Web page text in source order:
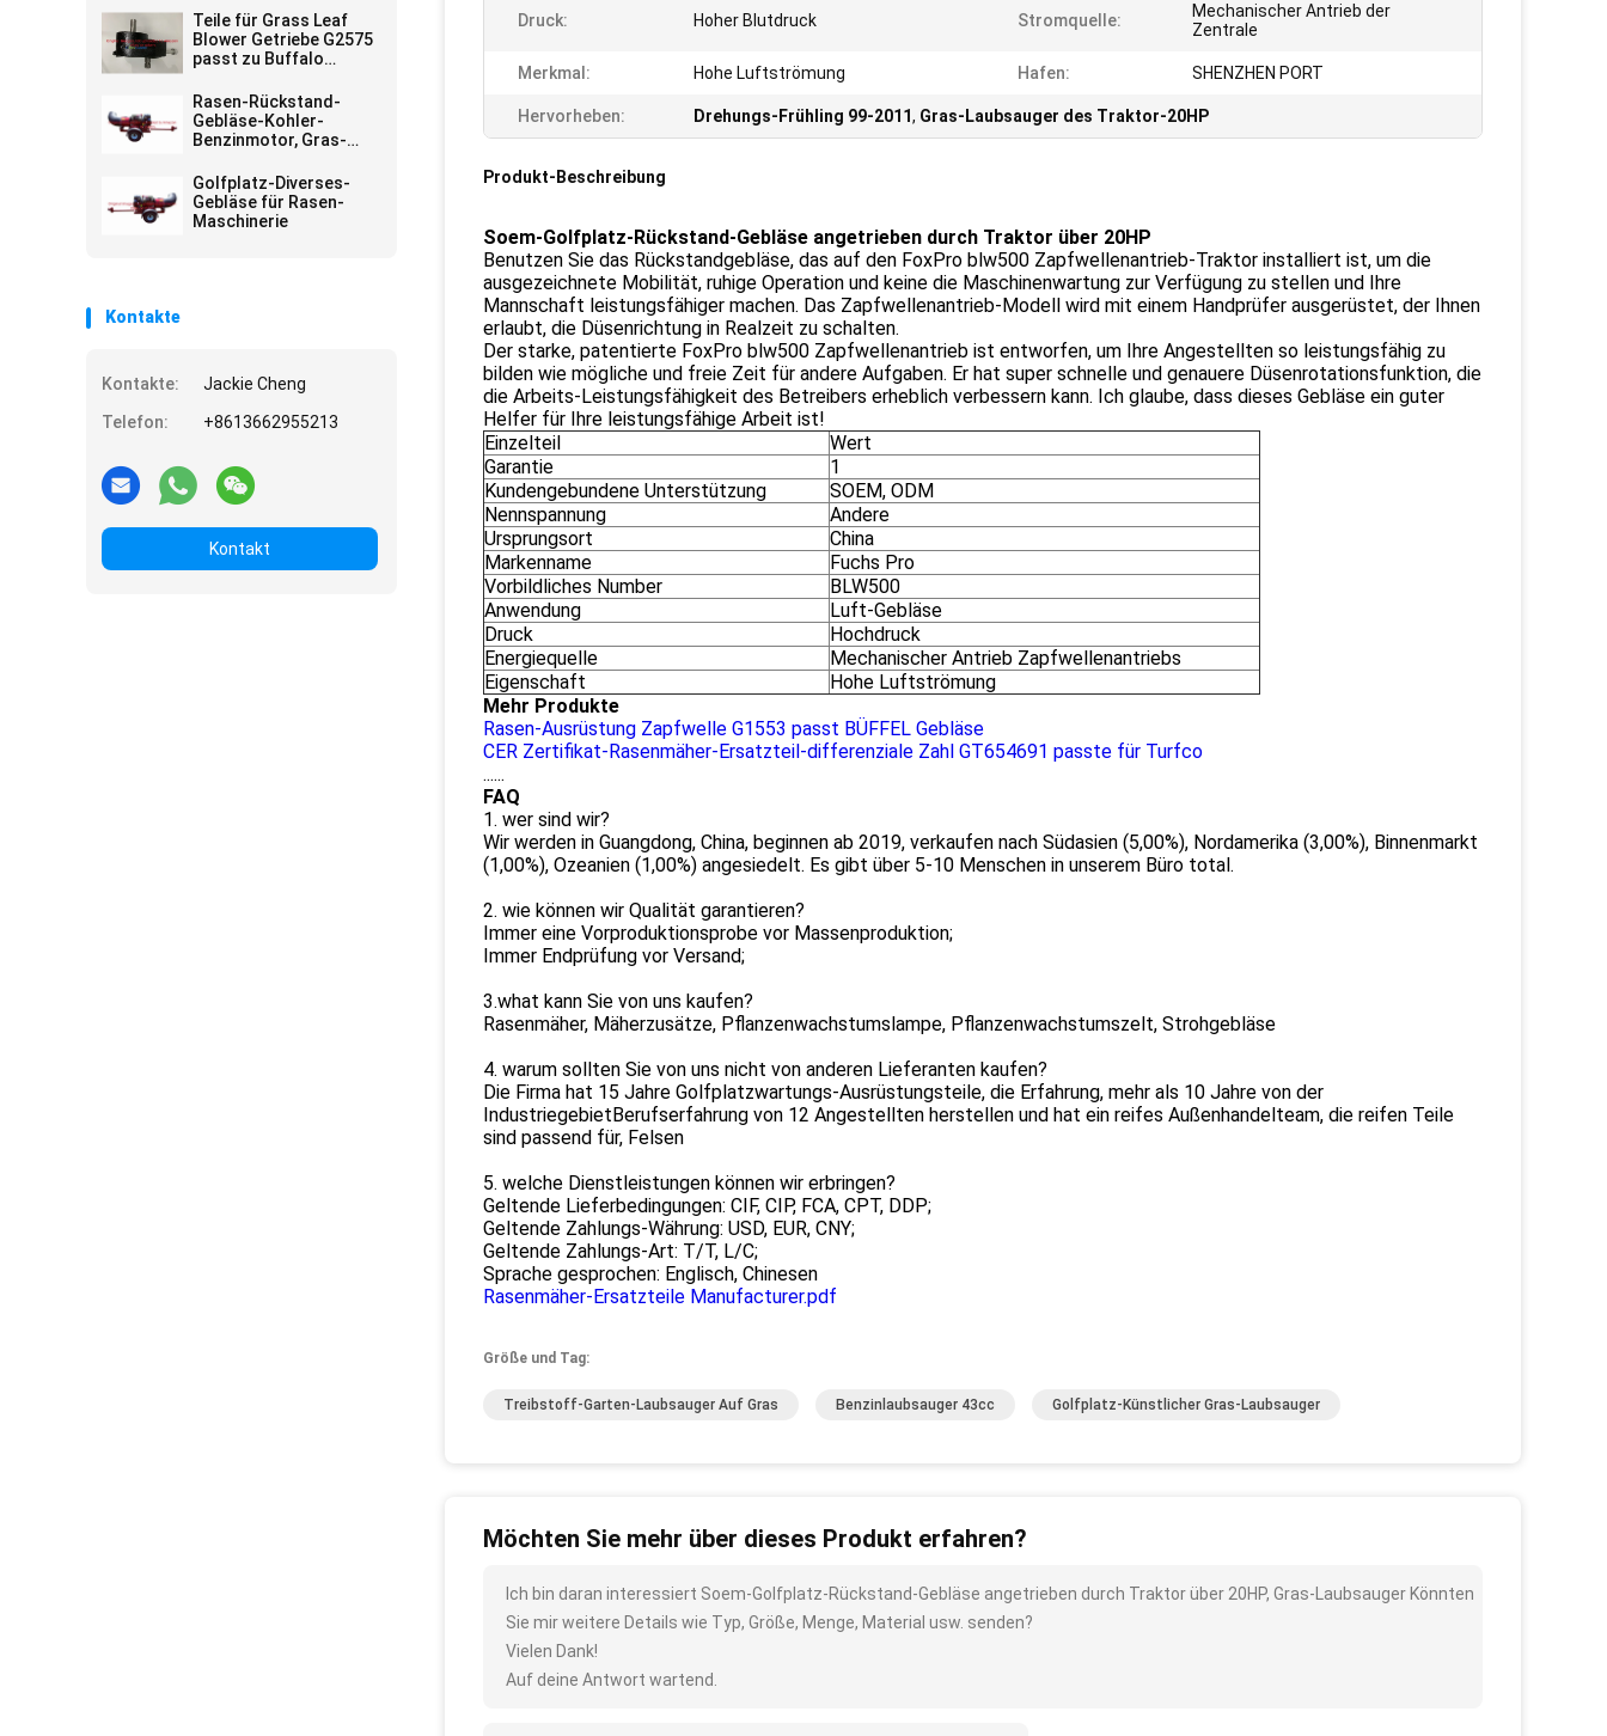
Teile für Grass Leaf
Blower Getriebe G2575
passt zu Buffalo
Rasen-Rückstand-
Gebläse-Kohler-
Benzinmotor, Gras-
Golfplatz-Diverses-
Gebläse für Rasen-
Maschinerie
Kontakte
Kontakte:
Jackie Cheng
Telefon:
+8613662955213
Kontakt
Druck: Hoher Blutdruck Stromquelle:
Mechanischer Antrieb der
Zentrale
Merkmal: Hohe Luftströmung Hafen: SHENZHEN PORT
Hervorheben: Drehungs-Frühling 99-2011, Gras-Laubsauger des Traktor-20HP
Produkt-Beschreibung
Soem-Golfplatz-Rückstand-Gebläse angetrieben durch Traktor über 20HP
Benutzen Sie das Rückstandgebläse, das auf den FoxPro blw500 Zapfwellenantrieb-Traktor installiert ist, um die
ausgezeichnete Mobilität, ruhige Operation und keine die Maschinenwartung zur Verfügung zu stellen und Ihre
Mannschaft leistungsfähiger machen. Das Zapfwellenantrieb-Modell wird mit einem Handprüfer ausgerüstet, der Ihnen
erlaubt, die Düsenrichtung in Realzeit zu schalten.
Der starke, patentierte FoxPro blw500 Zapfwellenantrieb ist entworfen, um Ihre Angestellten so leistungsfähig zu
bilden wie mögliche und freie Zeit für andere Aufgaben. Er hat super schnelle und genauere Düsenrotationsfunktion, die
die Arbeits-Leistungsfähigkeit des Betreibers erheblich verbessern kann. Ich glaube, dass dieses Gebläse ein guter
Helfer für Ihre leistungsfähige Arbeit ist!
Einzelteil
Wert
Garantie
1
Kundengebundene Unterstützung
SOEM, ODM
Nennspannung
Andere
Ursprungsort
China
Markenname
Fuchs Pro
Vorbildliches Number
BLW500
Anwendung
Luft-Gebläse
Druck
Hochdruck
Energiequelle
Mechanischer Antrieb Zapfwellenantriebs
Eigenschaft
Hohe Luftströmung
Mehr Produkte
Rasen-Ausrüstung Zapfwelle G1553 passt BÜFFEL Gebläse
CER Zertifikat-Rasenmäher-Ersatzteil-differenziale Zahl GT654691 passte für Turfco
......
FAQ
1. wer sind wir?
Wir werden in Guangdong, China, beginnen ab 2019, verkaufen nach Südasien (5,00%), Nordamerika (3,00%), Binnenmarkt
(1,00%), Ozeanien (1,00%) angesiedelt. Es gibt über 5-10 Menschen in unserem Büro total.
2. wie können wir Qualität garantieren?
Immer eine Vorproduktionsprobe vor Massenproduktion;
Immer Endprüfung vor Versand;
3.what kann Sie von uns kaufen?
Rasenmäher, Mäherzusätze, Pflanzenwachstumslampe, Pflanzenwachstumszelt, Strohgebläse
4. warum sollten Sie von uns nicht von anderen Lieferanten kaufen?
Die Firma hat 15 Jahre Golfplatzwartungs-Ausrüstungsteile, die Erfahrung, mehr als 10 Jahre von der
IndustriegebietBerufserfahrung von 12 Angestellten herstellen und hat ein reifes Außenhandelteam, die reifen Teile
sind passend für, Felsen
5. welche Dienstleistungen können wir erbringen?
Geltende Lieferbedingungen: CIF, CIP, FCA, CPT, DDP;
Geltende Zahlungs-Währung: USD, EUR, CNY;
Geltende Zahlungs-Art: T/T, L/C;
Sprache gesprochen: Englisch, Chinesen
Rasenmäher-Ersatzteile Manufacturer.pdf
Größe und Tag:
Treibstoff-Garten-Laubsauger Auf Gras Benzinlaubsauger 43cc Golfplatz-Künstlicher Gras-Laubsauger
Möchten Sie mehr über dieses Produkt erfahren?
Ich bin daran interessiert Soem-Golfplatz-Rückstand-Gebläse angetrieben durch Traktor über 20HP, Gras-Laubsauger Könnten
Sie mir weitere Details wie Typ, Größe, Menge, Material usw. senden?
Vielen Dank!
Auf deine Antwort wartend.